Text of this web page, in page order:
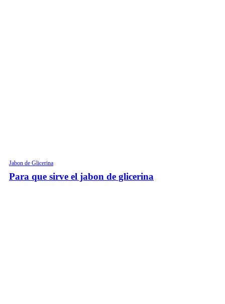
Jabon de Glicerina
Para que sirve el jabon de glicerina